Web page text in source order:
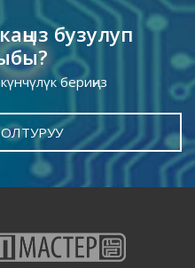
бузулуп
бериңиз